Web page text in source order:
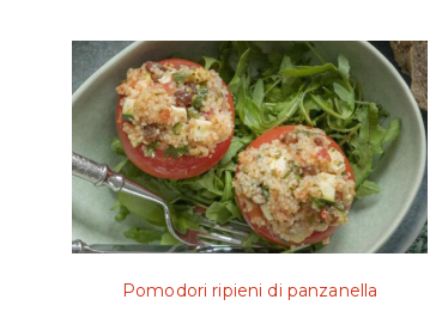
Pomodori ripieni di panzanella